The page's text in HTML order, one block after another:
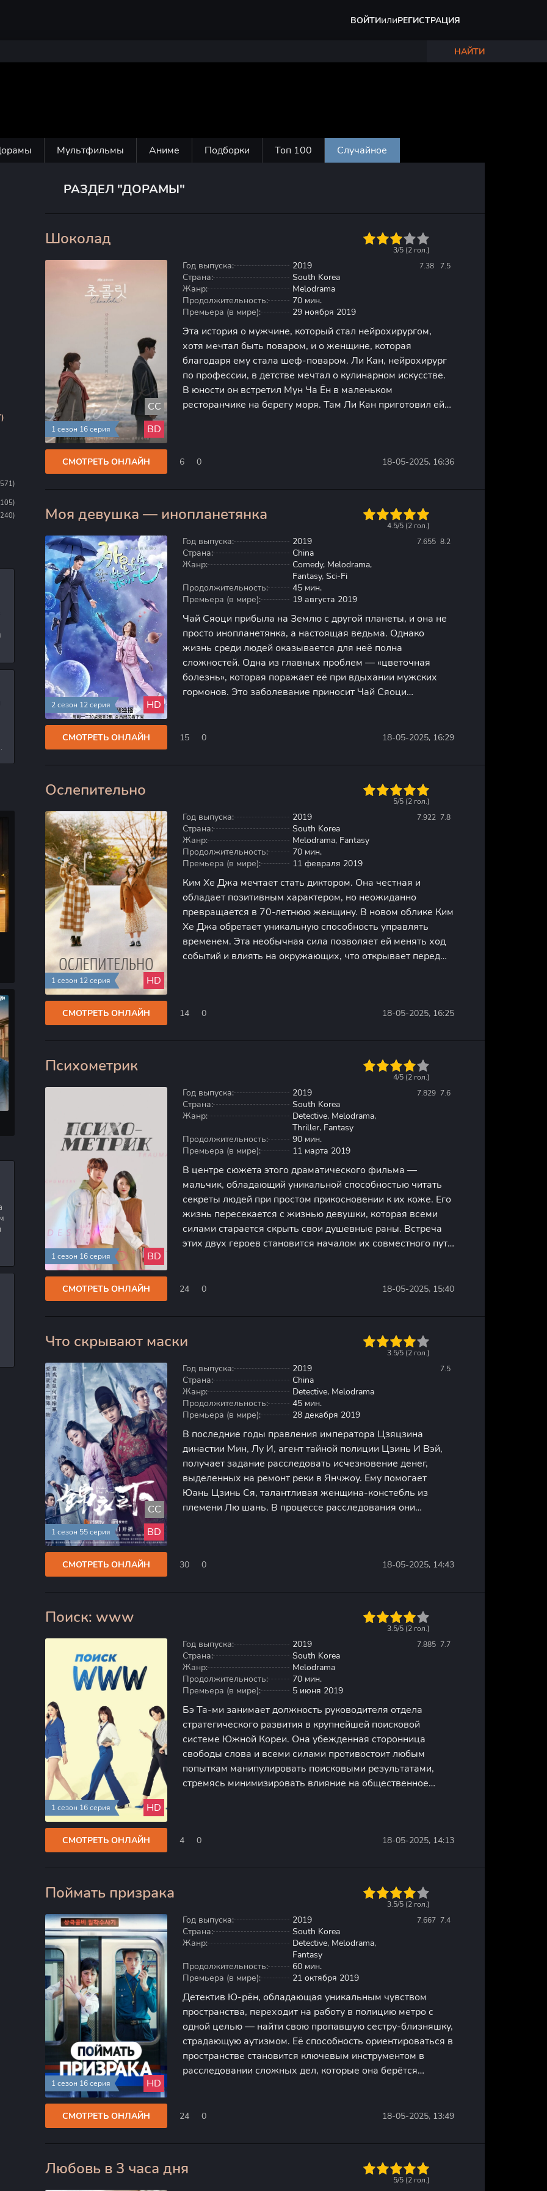
ВОЙТИилиРЕГИСТРАЦИЯ
НАЙТИ
Мультфильмы Аниме Подборки Топ 100 Случайное
РАЗДЕЛ "ДОРАМЫ"
Шоколад
7.38 7.5
3/5 (2 гол.)
CC
1 сезон 16 серия BD
Год выпуска:
2019
Страна:
South Korea
Жанр:
Melodrama
Продолжительность:
70 мин.
Премьера (в мире):
29 ноября 2019
Эта история о мужчине, который стал нейрохирургом,
хотя мечтал быть поваром, и о женщине, которая
благодаря ему стала шеф-поваром. Ли Кан, нейрохирург
по профессии, в детстве мечтал о кулинарном искусстве.
В юности он встретил Мун Ча Ён в маленьком
ресторанчике на берегу моря. Там Ли Кан приготовил ей
СМОТРЕТЬ ОНЛАЙН 6 0 18-05-2025, 16:36
Моя девушка — инопланетянка
7.655 8.2
100
4.5/5 (2 гол.)
2 сезон 12 серия HD
Год выпуска:
2019
Страна:
China
Жанр:
Comedy, Melodrama,
Fantasy, Sci-Fi
Продолжительность:
45 мин.
Премьера (в мире):
19 августа 2019
Чай Сяоци прибыла на Землю с другой планеты, и она не
просто инопланетянка, а настоящая ведьма. Однако
жизнь среди людей оказывается для неё полна
сложностей. Одна из главных проблем — «цветочная
болезнь», которая поражает её при вдыхании мужских
гормонов. Это заболевание приносит Чай Сяоци
СМОТРЕТЬ ОНЛАЙН 15 0 18-05-2025, 16:29
Ослепительно
7.922 7.8
5/5 (2 гол.)
1 сезон 12 серия HD
Год выпуска:
2019
Страна:
South Korea
Жанр:
Melodrama, Fantasy
Продолжительность:
70 мин.
Премьера (в мире):
11 февраля 2019
Ким Хе Джа мечтает стать диктором. Она честная и
обладает позитивным характером, но неожиданно
превращается в 70-летнюю женщину. В новом облике Ким
Хе Джа обретает уникальную способность управлять
временем. Эта необычная сила позволяет ей менять ход
событий и влиять на окружающих, что открывает перед
СМОТРЕТЬ ОНЛАЙН 14 0 18-05-2025, 16:25
Психометрик
7.829 7.6
4/5 (2 гол.)
1 сезон 16 серия BD
Год выпуска:
2019
Страна:
South Korea
Жанр:
Detective, Melodrama,
Thriller, Fantasy
Продолжительность:
90 мин.
Премьера (в мире):
11 марта 2019
В центре сюжета этого драматического фильма —
мальчик, обладающий уникальной способностью читать
секреты людей при простом прикосновении к их коже. Его
жизнь пересекается с жизнью девушки, которая всеми
силами старается скрыть свои душевные раны. Встреча
этих двух героев становится началом их совместного пути
СМОТРЕТЬ ОНЛАЙН 24 0 18-05-2025, 15:40
Что скрывают маски
7.5
3.5/5 (2 гол.)
CC
1 сезон 55 серия BD
Год выпуска:
2019
Страна:
China
Жанр:
Detective, Melodrama
Продолжительность:
45 мин.
Премьера (в мире):
28 декабря 2019
В последние годы правления императора Цзяцзина
династии Мин, Лу И, агент тайной полиции Цзинь И Вэй,
получает задание расследовать исчезновение денег,
выделенных на ремонт реки в Янчжоу. Ему помогает
Юань Цзинь Ся, талантливая женщина-констебль из
племени Лю шань. В процессе расследования они
СМОТРЕТЬ ОНЛАЙН 30 0 18-05-2025, 14:43
Поиск: www
7.885 7.7
3.5/5 (2 гол.)
1 сезон 16 серия HD
Год выпуска:
2019
Страна:
South Korea
Жанр:
Melodrama
Продолжительность:
70 мин.
Премьера (в мире):
5 июня 2019
Бэ Та-ми занимает должность руководителя отдела
стратегического развития в крупнейшей поисковой
системе Южной Кореи. Она убежденная сторонница
свободы слова и всеми силами противостоит любым
попыткам манипулировать поисковыми результатами,
стремясь минимизировать влияние на общественное
СМОТРЕТЬ ОНЛАЙН 4 0 18-05-2025, 14:13
Поймать призрака
7.667 7.4
3.5/5 (2 гол.)
1 сезон 16 серия HD
Год выпуска:
2019
Страна:
South Korea
Жанр:
Detective, Melodrama,
Fantasy
Продолжительность:
60 мин.
Премьера (в мире):
21 октября 2019
Детектив Ю-рён, обладающая уникальным чувством
пространства, переходит на работу в полицию метро с
одной целью — найти свою пропавшую сестру-близняшку,
страдающую аутизмом. Её способность ориентироваться в
пространстве становится ключевым инструментом в
расследовании сложных дел, которые она берётся
СМОТРЕТЬ ОНЛАЙН 24 0 18-05-2025, 13:49
Любовь в 3 часа дня
5/5 (2 гол.)